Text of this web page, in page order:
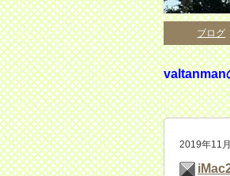
ブログ
valtanman
2019年11